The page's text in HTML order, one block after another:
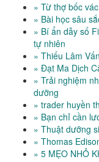
» Từ thợ bốc
» Bài học sâu
» Bí ẩn dẫy số
tự nhiên
» Thiếu Lâm
» Đạt Ma Dịch
» Trải nghiệm
dưỡng
» trader huyền
» Bạn chỉ cần
» Thuật dưỡng
» Thomas
» 5 MẸO NHỎ